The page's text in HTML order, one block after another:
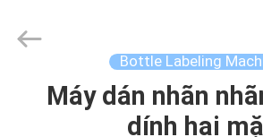
TRANG
Machinery
Bottle Labeling
Máy dán nhãn
dính hai